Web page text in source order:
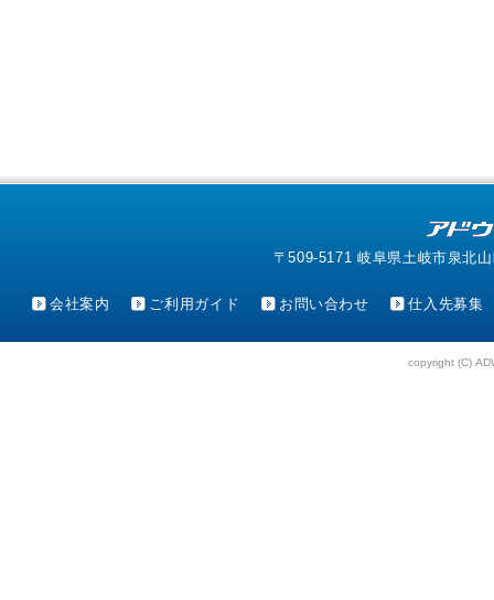
〒509-5171 岐阜県土岐市泉北
会社案内 ご利用ガイド お問い合わせ 仕入先募集
copyright (C)